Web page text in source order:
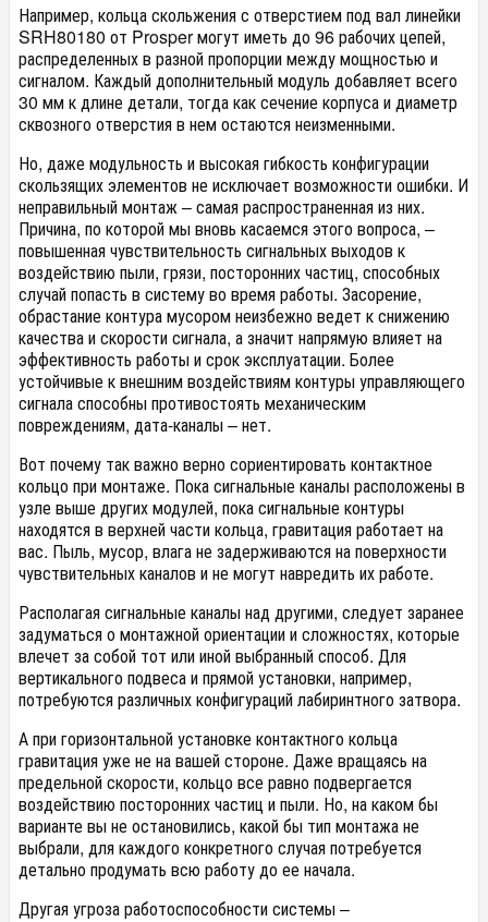
Например, кольца скольжения с отверстием под вал линейки
SRH80180 от Prosper могут иметь до 96 рабочих цепей,
распределенных в разной пропорции между мощностью и
сигналом. Каждый дополнительный модуль добавляет всего
30 мм к длине детали, тогда как сечение корпуса и диаметр
сквозного отверстия в нем остаются неизменными.
Но, даже модульность и высокая гибкость конфигурации
скользящих элементов не исключает возможности ошибки. И
неправильный монтаж – самая распространенная из них.
Причина, по которой мы вновь касаемся этого вопроса, –
повышенная чувствительность сигнальных выходов к
воздействию пыли, грязи, посторонних частиц, способных
случай попасть в систему во время работы. Засорение,
обрастание контура мусором неизбежно ведет к снижению
качества и скорости сигнала, а значит напрямую влияет на
эффективность работы и срок эксплуатации. Более
устойчивые к внешним воздействиям контуры управляющего
сигнала способны противостоять механическим
повреждениям, дата-каналы – нет.
Вот почему так важно верно сориентировать контактное
кольцо при монтаже. Пока сигнальные каналы расположены в
узле выше других модулей, пока сигнальные контуры
находятся в верхней части кольца, гравитация работает на
вас. Пыль, мусор, влага не задерживаются на поверхности
чувствительных каналов и не могут навредить их работе.
Располагая сигнальные каналы над другими, следует заранее
задуматься о монтажной ориентации и сложностях, которые
влечет за собой тот или иной выбранный способ. Для
вертикального подвеса и прямой установки, например,
потребуются различных конфигураций лабиринтного затвора.
А при горизонтальной установке контактного кольца
гравитация уже не на вашей стороне. Даже вращаясь на
предельной скорости, кольцо все равно подвергается
воздействию посторонних частиц и пыли. Но, на каком бы
варианте вы не остановились, какой бы тип монтажа не
выбрали, для каждого конкретного случая потребуется
детально продумать всю работу до ее начала.
Другая угроза работоспособности системы –